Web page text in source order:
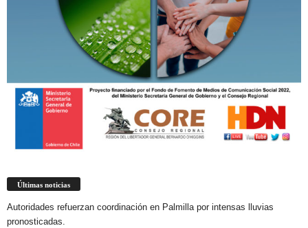
Últimas noticias
Autoridades refuerzan coordinación en Palmilla por intensas lluvias
pronosticadas.